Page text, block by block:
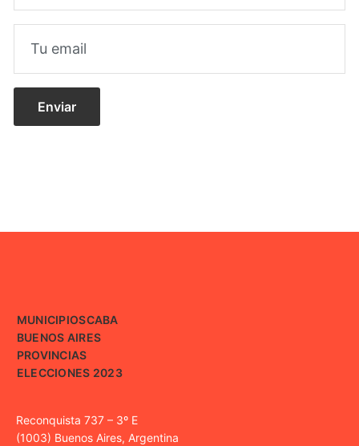
MUNICIPIOSCABA
BUENOS AIRES
PROVINCIAS
ELECCIONES 2023
Reconquista 737 – 3º E
(1003) Buenos Aires, Argentina